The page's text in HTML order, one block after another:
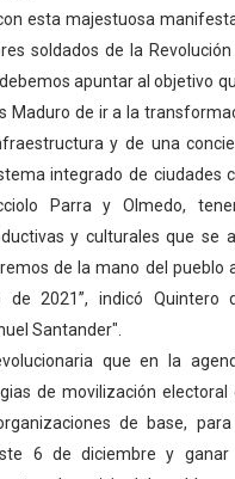
esta majestuosa
soldados de la Revolución
apuntar al objetivo
Maduro de ir a la
y de una
integrado de ciudades
Parra y Olmedo,
y culturales que se
de la mano del pueblo
de 2021”, indicó Quintero
Santander".
que en la
de movilización electoral
de base,
6 de diciembre y ganar